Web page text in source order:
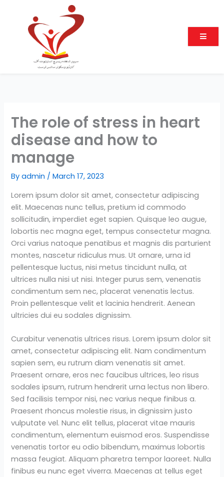
content
The role of stress in heart
disease and how to
manage
Byadmin /March 17, 2023
Lorem ipsum dolor sit amet, consectetur adipiscing
elit. Maecenas nunc tellus, pretium id commodo
sollicitudin, imperdiet eget sapien. Quisque leo augue,
lobortis nec magna eget, tempus consectetur magna.
Orci varius natoque penatibus et magnis dis parturient
montes, nascetur ridiculus mus. Ut ornare, urna id
pellentesque luctus, nisi metus tincidunt nulla, at
ultrices nulla nisi ut nisi. Integer purus sem, venenatis
condimentum sem nec, placerat venenatis lectus.
Proin pellentesque velit et lacinia hendrerit. Aenean
ultricies dui eu sodales dignissim.
Curabitur venenatis ultrices risus. Lorem ipsum dolor sit
amet, consectetur adipiscing elit. Nam condimentum
sapien sem, eu rutrum diam venenatis sit amet.
Praesent ornare, eros nec faucibus ultrices, leo risus
sodales ipsum, rutrum hendrerit urna lectus non libero.
Sed facilisis tempor nisi, nec varius neque finibus a.
Praesent rhoncus molestie risus, in dignissim justo
vulputate vel. Nunc elit tellus, placerat vitae mauris
condimentum, elementum euismod eros. Suspendisse
venenatis tortor eu odio bibendum, maximus lobortis
massa feugiat. Aliquam pharetra tempor laoreet. Nulla
finibus eu nunc eget viverra. Maecenas at tellus eget